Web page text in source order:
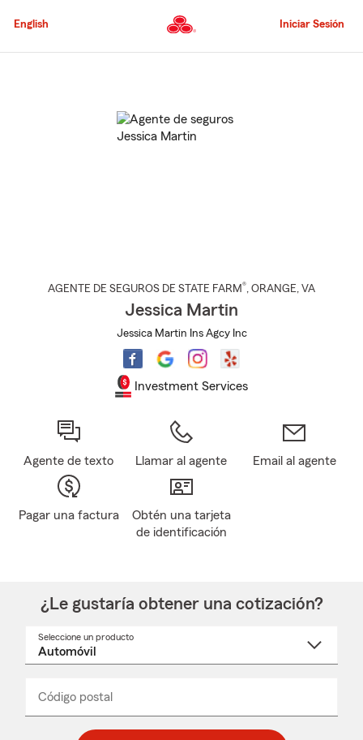
al
principal
English Iniciar Sesión
AGENTE DE SEGUROS DE STATE FARM®, ORANGE, VA
Jessica Martin
Jessica Martin Ins Agcy Inc
Investment Services
Agente de texto Llamar al agente Email al agente
Pagar una factura
Obtén una tarjeta
de identificación
¿Le gustaría obtener una cotización?
Seleccione un producto
desplegable
Código postal
_____